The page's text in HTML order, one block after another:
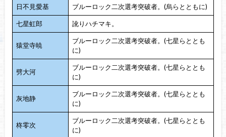
日不見愛基 ブルーロック二次選考突破者。(烏らとともに)
七星虹郎 訛りハチマキ。
猿堂寺暁
ブルーロック二次選考突破者。(七星らととも
に)
劈大河
ブルーロック二次選考突破者。(七星らととも
に)
灰地静
ブルーロック二次選考突破者。(七星らととも
に)
柊零次
ブルーロック二次選考突破者。(七星らととも
に)